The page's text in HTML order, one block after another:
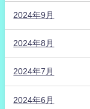
2024年9月
2024年8月
2024年7月
2024年6月